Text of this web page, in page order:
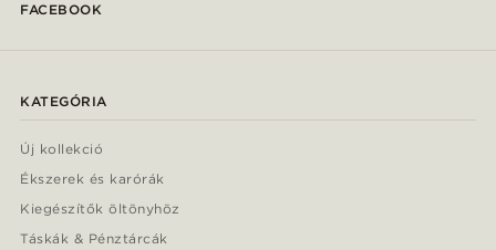
FACEBOOK
KATEGÓRIA
Új kollekció
Ékszerek és karórák
Kiegészítők öltönyhöz
Táskák & Pénztárcák